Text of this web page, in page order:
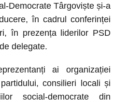
Democrate Târgoviște și-a
în cadrul conferinței
în prezența liderilor PSD
delegate.
ai organizației
consilieri locali și
social-democrate din